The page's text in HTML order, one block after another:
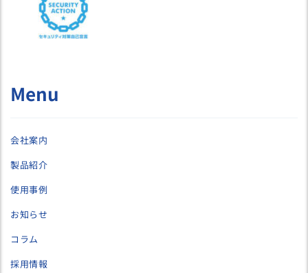
Menu
会社案内
製品紹介
使用事例
お知らせ
コラム
採用情報